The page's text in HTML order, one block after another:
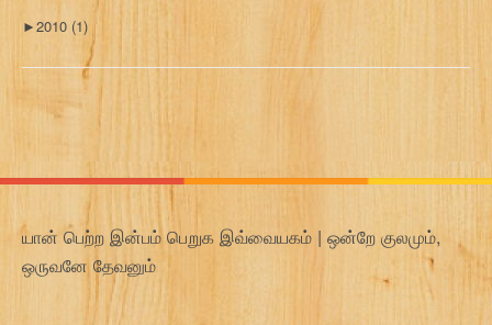
►2010 (1)
யான் பெற்ற இன்பம் பெறுக இவ்வையகம் | ஒன்றே குலமும்,
ஒருவனே தேவனும்